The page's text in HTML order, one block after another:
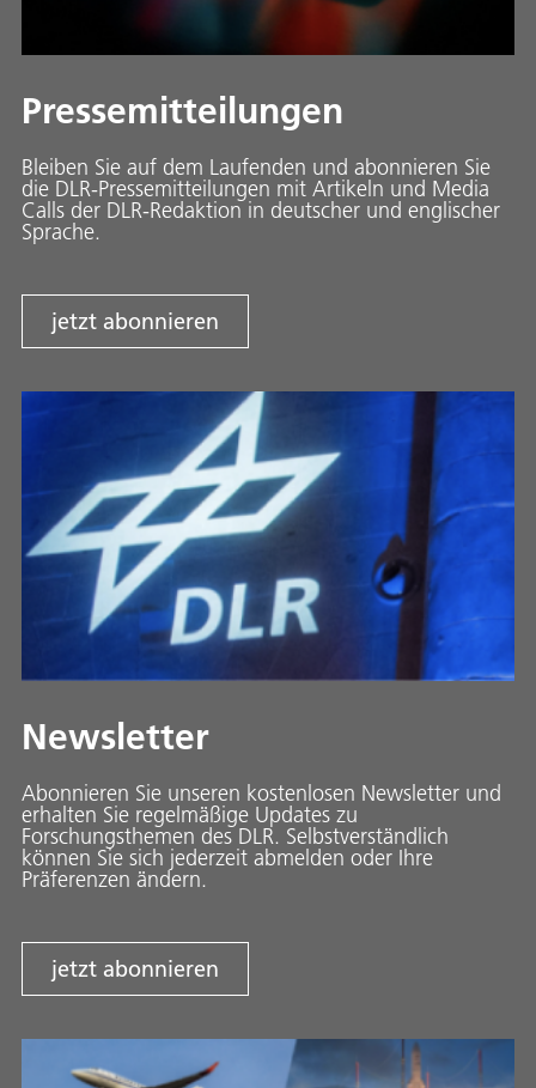
Pressemitteilungen
Bleiben Sie auf dem Laufenden und abonnieren Sie
die DLR-Pressemitteilungen mit Artikeln und Media
Calls der DLR-Redaktion in deutscher und englischer
Sprache.
jetzt abonnieren
Newsletter
Abonnieren Sie unseren kostenlosen Newsletter und
erhalten Sie regelmäßige Updates zu
Forschungsthemen des DLR. Selbstverständlich
können Sie sich jederzeit abmelden oder Ihre
Präferenzen ändern.
jetzt abonnieren